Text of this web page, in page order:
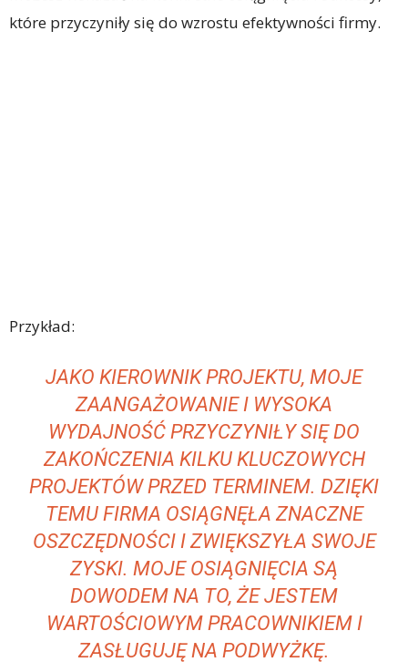
które przyczyniły się do wzrostu efektywności firmy.
Przykład:
JAKO KIEROWNIK PROJEKTU, MOJE
ZAANGAŻOWANIE I WYSOKA
WYDAJNOŚĆ PRZYCZYNIŁY SIĘ DO
ZAKOŃCZENIA KILKU KLUCZOWYCH
PROJEKTÓW PRZED TERMINEM. DZIĘKI
TEMU FIRMA OSIĄGNĘŁA ZNACZNE
OSZCZĘDNOŚCI I ZWIĘKSZYŁA SWOJE
ZYSKI. MOJE OSIĄGNIĘCIA SĄ
DOWODEM NA TO, ŻE JESTEM
WARTOŚCIOWYM PRACOWNIKIEM I
ZASŁUGUJĘ NA PODWYŻKĘ.